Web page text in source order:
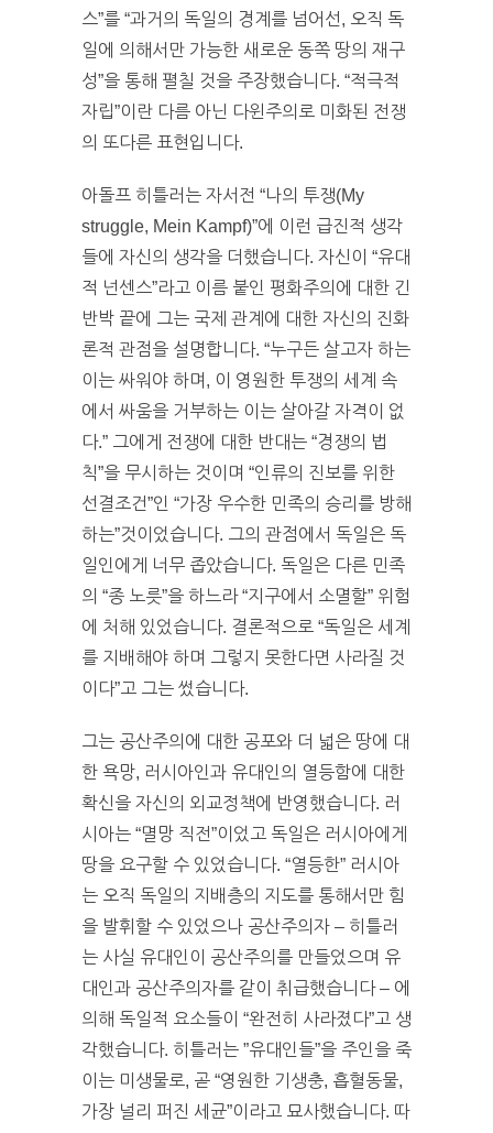
스”를 “과거의 독일의 경계를 넘어선, 오직 독
일에 의해서만 가능한 새로운 동쪽 땅의 재구
성”을 통해 펼칠 것을 주장했습니다. “적극적
자립”이란 다름 아닌 다윈주의로 미화된 전쟁
의 또다른 표현입니다.
아돌프 히틀러는 자서전 “나의 투쟁(My
struggle, Mein Kampf)”에 이런 급진적 생각
들에 자신의 생각을 더했습니다. 자신이 “유대
적 넌센스”라고 이름 붙인 평화주의에 대한 긴
반박 끝에 그는 국제 관계에 대한 자신의 진화
론적 관점을 설명합니다. “누구든 살고자 하는
이는 싸워야 하며, 이 영원한 투쟁의 세계 속
에서 싸움을 거부하는 이는 살아갈 자격이 없
다.” 그에게 전쟁에 대한 반대는 “경쟁의 법
칙”을 무시하는 것이며 “인류의 진보를 위한
선결조건”인 “가장 우수한 민족의 승리를 방해
하는”것이었습니다. 그의 관점에서 독일은 독
일인에게 너무 좁았습니다. 독일은 다른 민족
의 “종 노릇”을 하느라 “지구에서 소멸할” 위험
에 처해 있었습니다. 결론적으로 “독일은 세계
를 지배해야 하며 그렇지 못한다면 사라질 것
이다”고 그는 썼습니다.
그는 공산주의에 대한 공포와 더 넓은 땅에 대
한 욕망, 러시아인과 유대인의 열등함에 대한
확신을 자신의 외교정책에 반영했습니다. 러
시아는 “멸망 직전”이었고 독일은 러시아에게
땅을 요구할 수 있었습니다. “열등한” 러시아
는 오직 독일의 지배층의 지도를 통해서만 힘
을 발휘할 수 있었으나 공산주의자 – 히틀러
는 사실 유대인이 공산주의를 만들었으며 유
대인과 공산주의자를 같이 취급했습니다 – 에
의해 독일적 요소들이 “완전히 사라졌다”고 생
각했습니다. 히틀러는 ”유대인들”을 주인을 죽
이는 미생물로, 곧 “영원한 기생충, 흡혈동물,
가장 널리 퍼진 세균”이라고 묘사했습니다. 따